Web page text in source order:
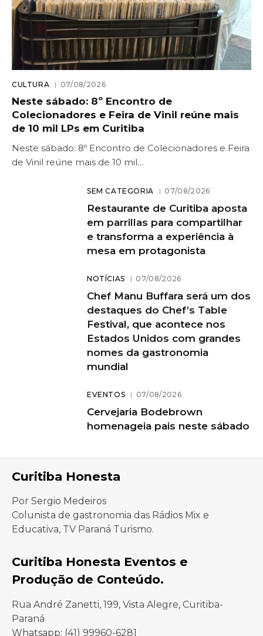
CULTURA 07/08/2026
Neste sábado: 8º Encontro de
Colecionadores e Feira de Vinil reúne mais
de 10 mil LPs em Curitiba
Neste sábado: 8º Encontro de Colecionadores e Feira
de Vinil reúne mais de 10 mil…
SEM CATEGORIA 07/08/2026
Restaurante de Curitiba aposta
em parrillas para compartilhar
e transforma a experiência à
mesa em protagonista
NOTÍCIAS 07/08/2026
Chef Manu Buffara será um dos
destaques do Chef’s Table
Festival, que acontece nos
Estados Unidos com grandes
nomes da gastronomia
mundial
EVENTOS 07/08/2026
Cervejaria Bodebrown
homenageia pais neste sábado
Curitiba Honesta
Por Sergio Medeiros
Colunista de gastronomia das Rádios Mix e
Educativa, TV Paraná Turismo.
Curitiba Honesta Eventos e
Produção de Conteúdo.
Rua André Zanetti, 199, Vista Alegre, Curitiba-
Paraná
Whatsapp: (41) 99960-6281